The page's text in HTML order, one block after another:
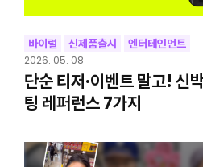
바이럴 신제품출시 엔터테인먼트
2026. 05. 08
단순 티저·이벤트 말고! 신
팅 레퍼런스 7가지